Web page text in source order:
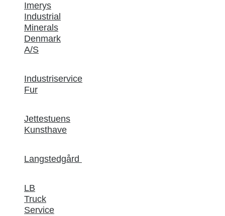
Imerys
Industrial
Minerals
Denmark
A/S
Industriservice
Fur
Jettestuens
Kunsthave
Langstedgård
LB
Truck
Service